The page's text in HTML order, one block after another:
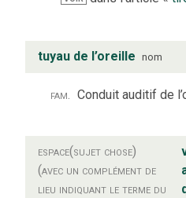
tuyau de l’oreille nom
fam. Conduit auditif de
espace(sujet chose)
(avec un complément de
lieu indiquant le terme du